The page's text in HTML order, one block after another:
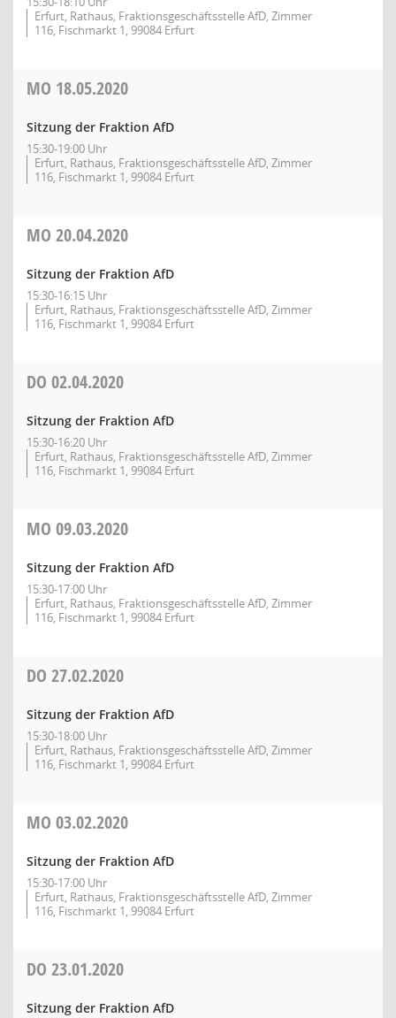
Erfurt, Rathaus, Fraktionsgeschäftsstelle AfD, Zimmer
116, Fischmarkt 1, 99084 Erfurt
MO 18.05.2020
Sitzung der Fraktion AfD
15:30-19:00 Uhr
Erfurt, Rathaus, Fraktionsgeschäftsstelle AfD, Zimmer
116, Fischmarkt 1, 99084 Erfurt
MO 20.04.2020
Sitzung der Fraktion AfD
15:30-16:15 Uhr
Erfurt, Rathaus, Fraktionsgeschäftsstelle AfD, Zimmer
116, Fischmarkt 1, 99084 Erfurt
DO 02.04.2020
Sitzung der Fraktion AfD
15:30-16:20 Uhr
Erfurt, Rathaus, Fraktionsgeschäftsstelle AfD, Zimmer
116, Fischmarkt 1, 99084 Erfurt
MO 09.03.2020
Sitzung der Fraktion AfD
15:30-17:00 Uhr
Erfurt, Rathaus, Fraktionsgeschäftsstelle AfD, Zimmer
116, Fischmarkt 1, 99084 Erfurt
DO 27.02.2020
Sitzung der Fraktion AfD
15:30-18:00 Uhr
Erfurt, Rathaus, Fraktionsgeschäftsstelle AfD, Zimmer
116, Fischmarkt 1, 99084 Erfurt
MO 03.02.2020
Sitzung der Fraktion AfD
15:30-17:00 Uhr
Erfurt, Rathaus, Fraktionsgeschäftsstelle AfD, Zimmer
116, Fischmarkt 1, 99084 Erfurt
DO 23.01.2020
Sitzung der Fraktion AfD